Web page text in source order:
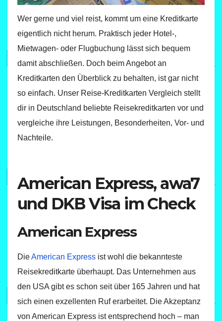
Wer gerne und viel reist, kommt um eine Kreditkarte
eigentlich nicht herum. Praktisch jeder Hotel-,
Mietwagen- oder Flugbuchung lässt sich bequem
damit abschließen. Doch beim Angebot an
Kreditkarten den Überblick zu behalten, ist gar nicht
so einfach. Unser Reise-Kreditkarten Vergleich stellt
dir in Deutschland beliebte Reisekreditkarten vor und
vergleiche ihre Leistungen, Besonderheiten, Vor- und
Nachteile.
American Express, awa7
und DKB Visa im Check
American Express
DieAmerican Express ist wohl die bekannteste
Reisekreditkarte überhaupt. Das Unternehmen aus
den USA gibt es schon seit über 165 Jahren und hat
sich einen exzellenten Ruf erarbeitet. Die Akzeptanz
von American Express ist entsprechend hoch – man